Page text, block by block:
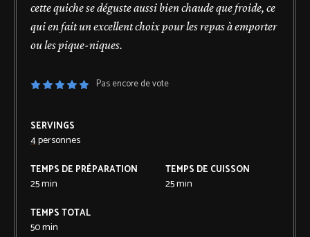
cette quiche se déguste aussi bien chaude que froide, ce
qui en fait un excellent choix pour les repas à emporter
ou les pique-niques.
Pas encore de vote
SERVINGS
4personnes
TEMPS DE PRÉPARATION
25min
TEMPS DE CUISSON
25min
TEMPS TOTAL
50min